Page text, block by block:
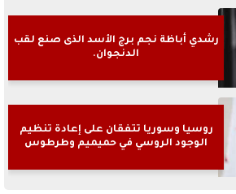
رشدي أباظة نجم برج الأسد الذى صنع لقب
الدنجوان.
روسيا وسوريا تتفقان على إعادة تنظيم
الوجود الروسي في حميميم وطرطوس